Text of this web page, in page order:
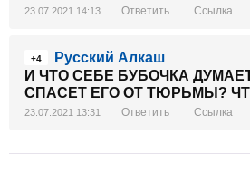
23.07.2021 14:13 Ответить Ссылка
+4
Русский Алкаш
И ЧТО СЕБЕ БУБОЧКА
СПАСЕТ ЕГО ОТ ТЮРЬМЫ?
23.07.2021 13:31 Ответить Ссылка